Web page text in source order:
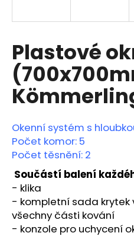
Plastové
Okenní systém s
Počet komor: 5
Počet těsnění: 2
Součástí balení
- klika
- kompletní sada krytek
všechny části kování
- konzole pro uchycení
í
t
?
D
o
p
o